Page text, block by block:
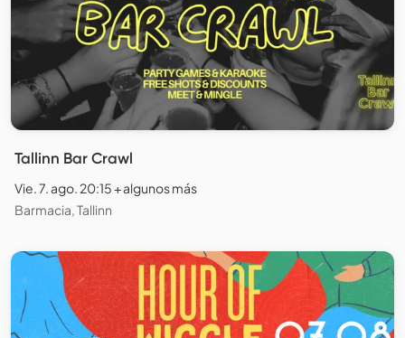
Tallinn Bar Crawl
Vie. 7. ago. 20:15 + algunos más
Barmacia, Tallinn